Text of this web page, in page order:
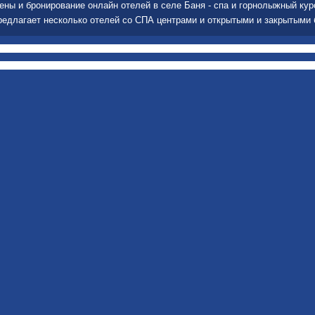
и бронирование онлайн отелей в селе Баня - спа и горнолыжный
несколько отелей со СПА центрами и открытыми и